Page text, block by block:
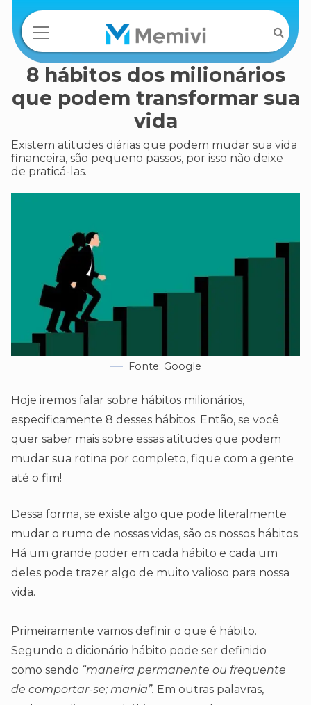
8 hábitos dos milionários
que podem transformar sua
vida
Existem atitudes diárias que podem mudar sua vida
financeira, são pequeno passos, por isso não deixe
de praticá-las.
Fonte: Google
Hoje iremos falar sobre hábitos milionários,
especificamente 8 desses hábitos. Então, se você
quer saber mais sobre essas atitudes que podem
mudar sua rotina por completo, fique com a gente
até o fim!
Dessa forma, se existe algo que pode literalmente
mudar o rumo de nossas vidas, são os nossos hábitos.
Há um grande poder em cada hábito e cada um
deles pode trazer algo de muito valioso para nossa
vida.
Primeiramente vamos definir o que é hábito.
Segundo o dicionário hábito pode ser definido
como sendo “maneira permanente ou frequente
de comportar-se; mania”. Em outras palavras,